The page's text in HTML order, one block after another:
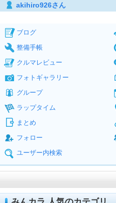
akihiro926さん
ブログ
整備手帳
クルマレビュー
フォトギャラリー
グループ
ラップタイム
まとめ
フォロー
ユーザー内検索